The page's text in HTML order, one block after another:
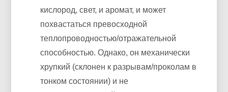
кислород, свет, и аромат, и может
похвастаться превосходной
теплопроводностью/отражательной
способностью. Однако, он механически
хрупкий (склонен к разрывам/проколам в
тонком состоянии) и не